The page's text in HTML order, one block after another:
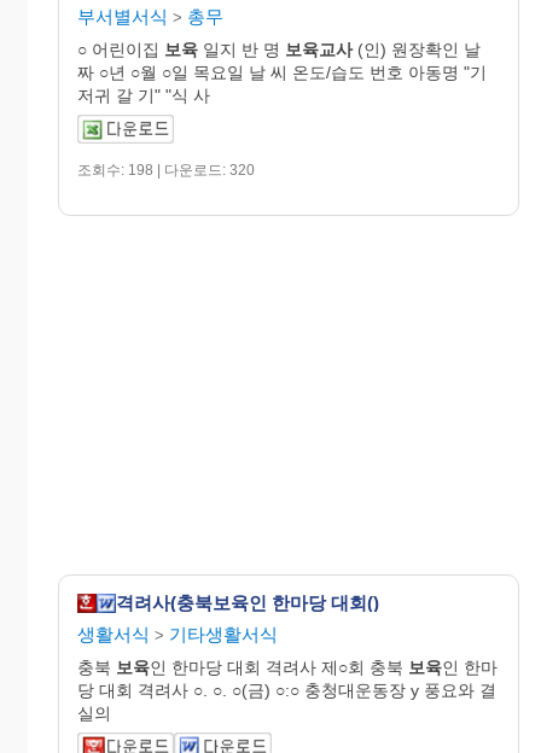
부서별서식 > 총무
○ 어린이집 보육 일지 반 명 보육교사(인) 원장확인 날
짜 ○년 ○월 ○일 목요일 날 씨 온도/습도 번호 아동명 "기
저귀 갈 기" "식 사
조회수: 198 | 다운로드: 320
격려사(충북보육인 한마당 대회()
생활서식 > 기타생활서식
충북 보육인 한마당 대회 격려사 제○회 충북 보육인 한마
당 대회 격려사 ○. ○. ○(금) ○:○ 충청대운동장 y 풍요와 결
실의